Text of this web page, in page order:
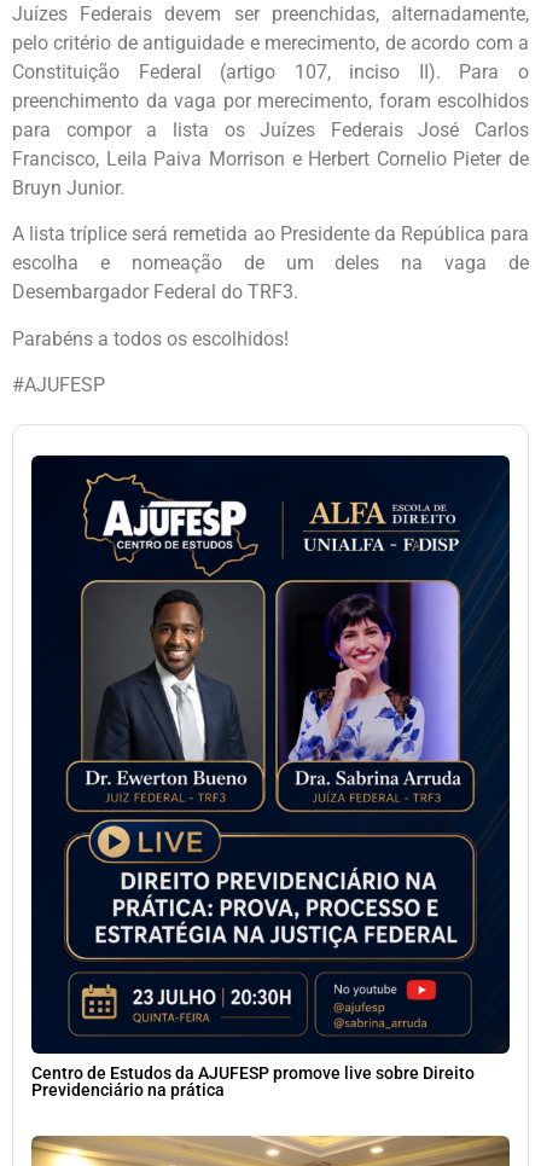
Juízes Federais devem ser preenchidas, alternadamente,
pelo critério de antiguidade e merecimento, de acordo com a
Constituição Federal (artigo 107, inciso II). Para o
preenchimento da vaga por merecimento, foram escolhidos
para compor a lista os Juízes Federais José Carlos
Francisco, Leila Paiva Morrison e Herbert Cornelio Pieter de
Bruyn Junior.
A lista tríplice será remetida ao Presidente da República para
escolha e nomeação de um deles na vaga de
Desembargador Federal do TRF3.
Parabéns a todos os escolhidos!
#AJUFESP
Centro de Estudos da AJUFESP promove live sobre Direito
Previdenciário na prática